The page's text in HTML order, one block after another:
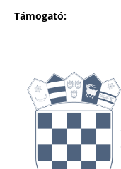
Támogató: